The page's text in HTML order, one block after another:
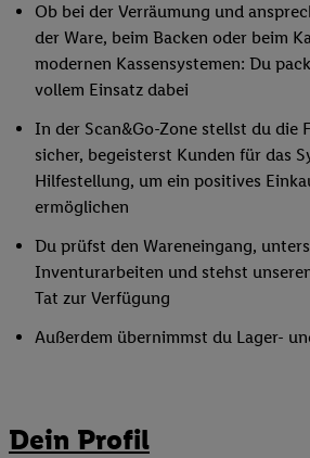
Ob bei der Verräumung und
der Ware, beim Backen oder beim
modernen Kassensystemen: Du
vollem Einsatz dabei
In der Scan&Go-Zone stellst du die
sicher, begeisterst Kunden für das
Hilfestellung, um ein positives
ermöglichen
Du prüfst den Wareneingang,
Inventurarbeiten und stehst
Tat zur Verfügung
Außerdem übernimmst du Lager-
Dein Profil